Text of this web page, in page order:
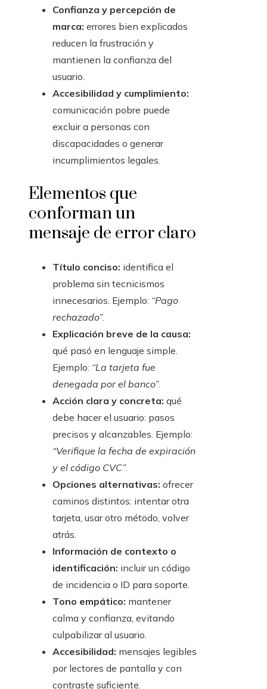
Confianza y percepción de
marca: errores bien explicados
reducen la frustración y
mantienen la confianza del
usuario.
Accesibilidad y cumplimiento:
comunicación pobre puede
excluir a personas con
discapacidades o generar
incumplimientos legales.
Elementos que
conforman un
mensaje de error claro
Título conciso: identifica el
problema sin tecnicismos
innecesarios. Ejemplo: “Pago
rechazado”.
Explicación breve de la causa:
qué pasó en lenguaje simple.
Ejemplo: “La tarjeta fue
denegada por el banco”.
Acción clara y concreta: qué
debe hacer el usuario: pasos
precisos y alcanzables. Ejemplo:
“Verifique la fecha de expiración
y el código CVC”.
Opciones alternativas: ofrecer
caminos distintos: intentar otra
tarjeta, usar otro método, volver
atrás.
Información de contexto o
identificación: incluir un código
de incidencia o ID para soporte.
Tono empático: mantener
calma y confianza, evitando
culpabilizar al usuario.
Accesibilidad: mensajes legibles
por lectores de pantalla y con
contraste suficiente.